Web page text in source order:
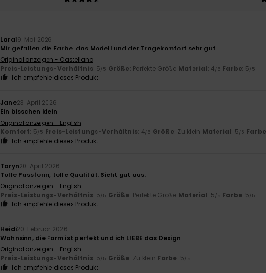
Lara19. Mai 2026
Mir gefallen die Farbe, das Modell und der Tragekomfort sehr gut
Original anzeigen - Castellano
Preis-Leistungs-Verhältnis: 5/5 Größe: Perfekte Größe Material: 4/5 Farbe: 5/5
Ich empfehle dieses Produkt
Jane23. April 2026
Ein bisschen klein
Original anzeigen - English
Komfort: 5/5 Preis-Leistungs-Verhältnis: 4/5 Größe: Zu klein Material: 5/5 Farbe
Ich empfehle dieses Produkt
Taryn20. April 2026
Tolle Passform, tolle Qualität. Sieht gut aus.
Original anzeigen - English
Preis-Leistungs-Verhältnis: 5/5 Größe: Perfekte Größe Material: 5/5 Farbe: 5/5
Ich empfehle dieses Produkt
Heidi20. Februar 2026
Wahnsinn, die Form ist perfekt und ich LIEBE das Design
Original anzeigen - English
Preis-Leistungs-Verhältnis: 5/5 Größe: Zu klein Farbe: 5/5
Ich empfehle dieses Produkt